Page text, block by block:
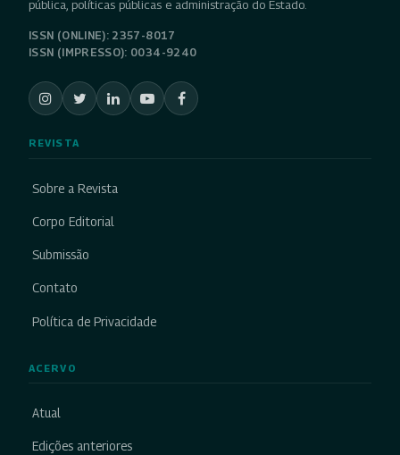
pública, políticas públicas e administração do Estado.
ISSN (ONLINE): 2357-8017
ISSN (IMPRESSO): 0034-9240
REVISTA
Sobre a Revista
Corpo Editorial
Submissão
Contato
Política de Privacidade
ACERVO
Atual
Edições anteriores